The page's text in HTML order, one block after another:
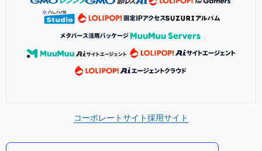
コーポレートサイト採用サイト